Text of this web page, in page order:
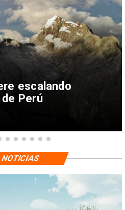
escalando
Perú